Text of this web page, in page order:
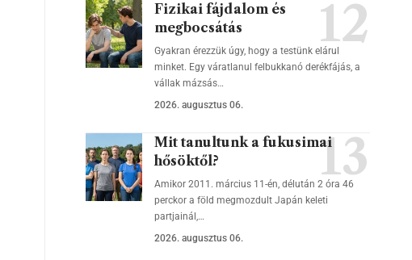
Fizikai fájdalom és
megbocsátás
Gyakran érezzük úgy, hogy a testünk elárul
minket. Egy váratlanul felbukkanó derékfájás, a
vállak mázsás…
2026. augusztus 06.
Mit tanultunk a fukusimai
hősöktől?
Amikor 2011. március 11-én, délután 2 óra 46
perckor a föld megmozdult Japán keleti
partjainál,…
2026. augusztus 06.